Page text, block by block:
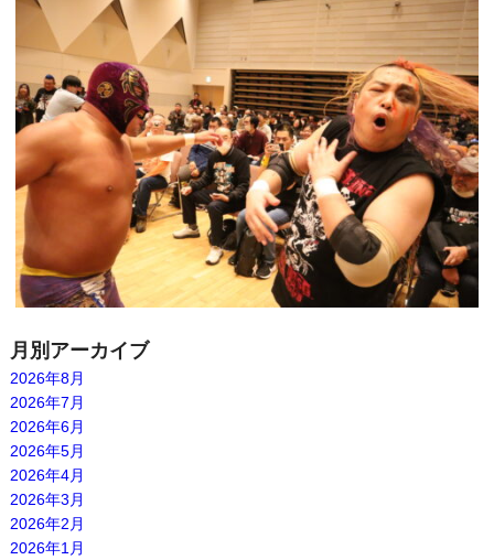
月別アーカイブ
2026年8月
2026年7月
2026年6月
2026年5月
2026年4月
2026年3月
2026年2月
2026年1月